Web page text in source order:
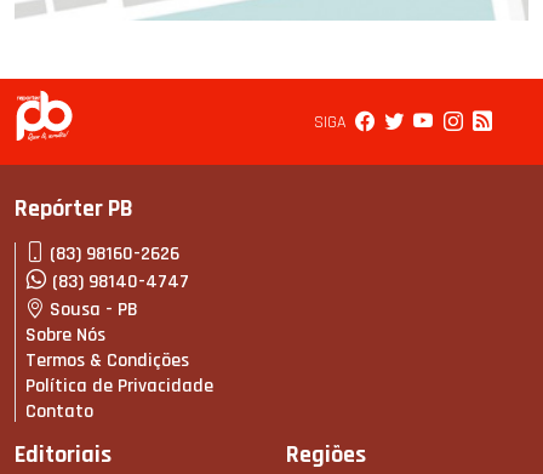
SIGA
Repórter PB
(83) 98160-2626
(83) 98140-4747
Sousa - PB
Sobre Nós
Termos & Condições
Política de Privacidade
Contato
Editoriais Regiões